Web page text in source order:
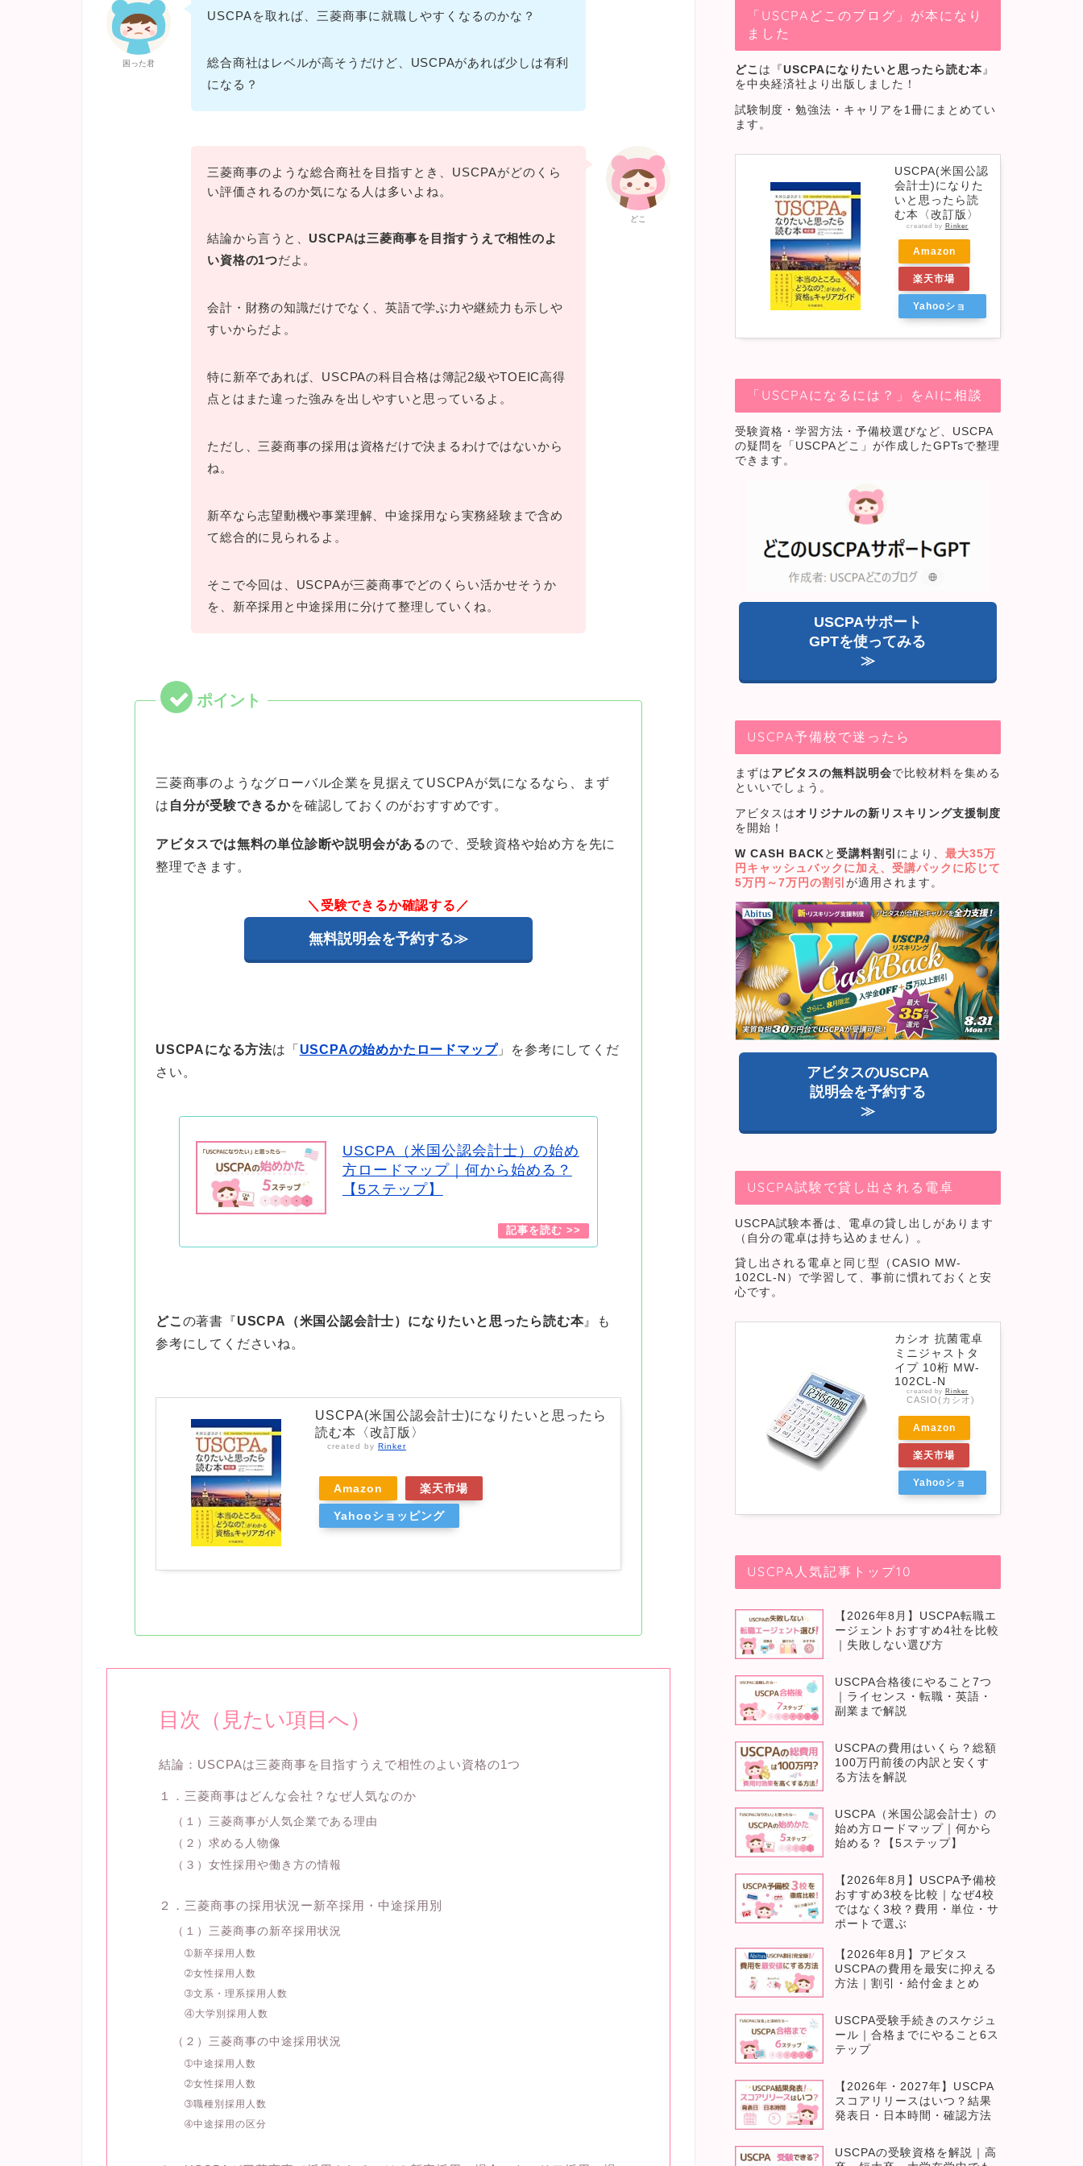
困った君
USCPAを取れば、三菱商事に就職しやすくなるのかな？
総合商社はレベルが高そうだけど、USCPAがあれば少しは有利
になる？
どこ
三菱商事のような総合商社を目指すとき、USCPAがどのくら
い評価されるのか気になる人は多いよね。
結論から言うと、 USCPAは三菱商事を目指すうえで相性のよ
い資格の1つだよ。
会計・財務の知識だけでなく、英語で学ぶ力や継続力も示しや
すいからだよ。
特に新卒であれば、USCPAの科目合格は簿記2級やTOEIC高得
点とはまた違った強みを出しやすいと思っているよ。
ただし、三菱商事の採用は資格だけで決まるわけではないから
ね。
新卒なら志望動機や事業理解、中途採用なら実務経験まで含め
て総合的に見られるよ。
そこで今回は、USCPAが三菱商事でどのくらい活かせそうか
を、新卒採用と中途採用に分けて整理していくね。
三菱商事のようなグローバル企業を見据えてUSCPAが気になるなら、まず
は 自分が受験できるかを確認しておくのがおすすめです。
アビタスでは無料の単位診断や説明会があるので、受験資格や始め方を先に
整理できます。
＼受験できるか確認する／
無料説明会を予約する≫
USCPAになる方法は「 USCPAの始めかたロードマップ」を参考にしてくだ
さい。
USCPA（米国公認会計士）の始め
方ロードマップ｜何から始める？
【5ステップ】
どこ の著書『USCPA（米国公認会計士）になりたいと思ったら読む本』も
参考にしてくださいね。
USCPA(米国公認会計士)になりたいと思ったら
読む本〈改訂版〉
created by Rinker
Amazon 楽天市場
Yahooショッピング
目次（見たい項目へ）
結論：USCPAは三菱商事を目指すうえで相性のよい資格の1つ
１．三菱商事はどんな会社？なぜ人気なのか
（１）三菱商事が人気企業である理由
（２）求める人物像
（３）女性採用や働き方の情報
２．三菱商事の採用状況ー新卒採用・中途採用別
（１）三菱商事の新卒採用状況
➀新卒採用人数
➁女性採用人数
➂文系・理系採用人数
④大学別採用人数
（２）三菱商事の中途採用状況
➀中途採用人数
➁女性採用人数
➂職種別採用人数
➃中途採用の区分
「USCPAどこのブログ」が本になり
ました
どこ は『 USCPAになりたいと思ったら読む本 』
を中央経済社より出版しました！
試験制度・勉強法・キャリアを1冊にまとめてい
ます。
USCPA(米国公認
会計士)になりた
いと思ったら読
む本〈改訂版〉
created by Rinker
Amazon
楽天市場
Yahooショ
「USCPAになるには？」をAIに相談
受験資格・学習方法・予備校選びなど、USCPA
の疑問を「USCPAどこ」が作成したGPTsで整理
できます。
USCPAサポート
GPTを使ってみる
≫
USCPA予備校で迷ったら
まずは アビタスの無料説明会で比較材料を集める
といいでしょう。
アビタスはオリジナルの新リスキリング支援制度
を開始！
W CASH BACK と 受講料割引 により、 最大35万
円キャッシュバック に加え、受講パックに応じて
5万円～7万円の割引 が適用されます。
アビタスのUSCPA
説明会を予約する
≫
USCPA試験で貸し出される電卓
USCPA試験本番は、電卓の貸し出しがあります
（自分の電卓は持ち込めません）。
貸し出される電卓と同じ型（CASIO MW-
102CL-N）で学習して、事前に慣れておくと安
心です。
カシオ 抗菌電卓
ミニジャストタ
イプ 10桁 MW-
102CL-N
created by Rinker
CASIO(カシオ)
Amazon
楽天市場
Yahooショ
USCPA人気記事トップ10
【2026年8月】USCPA転職エ
ージェントおすすめ4社を比較
｜失敗しない選び方
USCPA合格後にやること7つ
｜ライセンス・転職・英語・
副業まで解説
USCPAの費用はいくら？総額
100万円前後の内訳と安くす
る方法を解説
USCPA（米国公認会計士）の
始め方ロードマップ｜何から
始める？【5ステップ】
【2026年8月】USCPA予備校
おすすめ3校を比較｜なぜ4校
ではなく3校？費用・単位・サ
ポートで選ぶ
【2026年8月】アビタス
USCPAの費用を最安に抑える
方法｜割引・給付金まとめ
USCPA受験手続きのスケジュ
ール｜合格までにやること6ス
テップ
【2026年・2027年】USCPA
スコアリリースはいつ？結果
発表日・日本時間・確認方法
USCPAの受験資格を解説｜高